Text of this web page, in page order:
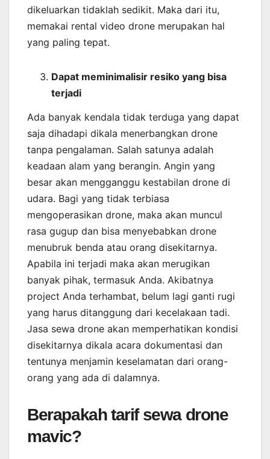
dikeluarkan tidaklah sedikit. Maka dari itu,
memakai rental video drone merupakan hal
yang paling tepat.
Dapat meminimalisir resiko yang bisa
terjadi
Ada banyak kendala tidak terduga yang dapat
saja dihadapi dikala menerbangkan drone
tanpa pengalaman. Salah satunya adalah
keadaan alam yang berangin. Angin yang
besar akan mengganggu kestabilan drone di
udara. Bagi yang tidak terbiasa
mengoperasikan drone, maka akan muncul
rasa gugup dan bisa menyebabkan drone
menubruk benda atau orang disekitarnya.
Apabila ini terjadi maka akan merugikan
banyak pihak, termasuk Anda. Akibatnya
project Anda terhambat, belum lagi ganti rugi
yang harus ditanggung dari kecelakaan tadi.
Jasa sewa drone akan memperhatikan kondisi
disekitarnya dikala acara dokumentasi dan
tentunya menjamin keselamatan dari orang-
orang yang ada di dalamnya.
Berapakah tarif sewa drone
mavic?